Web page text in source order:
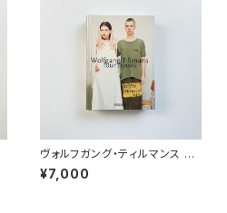
ヴォルフガング・ティルマンス W
olfgang Tillmans | four bo
oks
¥7,000